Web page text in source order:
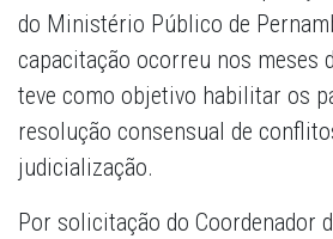
do Ministério Público de
capacitação ocorreu nos meses
teve como objetivo habilitar os
resolução consensual de
judicialização.
Por solicitação do Coordenador